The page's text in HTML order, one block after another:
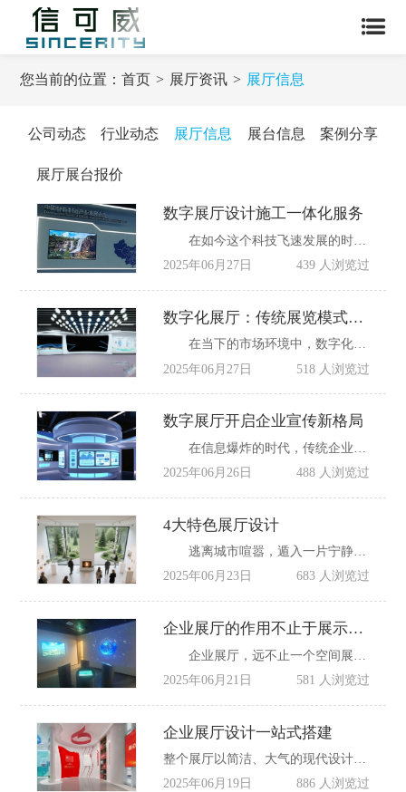
您当前的位置：首页 展厅资讯 展厅信息
公司动态 行业动态 展厅信息 展台信息 案例分享
展厅展台报价
数字展厅设计施工一体化服务
2025年06月27日
439 人浏览过
数字化展厅：传统展览模式的革新与超越
在当下的市场环境中，数字化展厅正凭借其显著优势，逐步取代传统展厅，成为行业的主流选择。它以互动性强、科技感浓郁、感染力丰富等特点，有效弥补了传统展厅的短板，展现出蓬勃的生命力。
2025年06月27日
518 人浏览过
数字展厅开启企业宣传新格局
2025年06月26日
488 人浏览过
4大特色展厅设计
2025年06月23日
683 人浏览过
企业展厅的作用不止于展示，更是驱动增长的品牌磁场
2025年06月21日
581 人浏览过
企业展厅设计一站式搭建
2025年06月19日
886 人浏览过